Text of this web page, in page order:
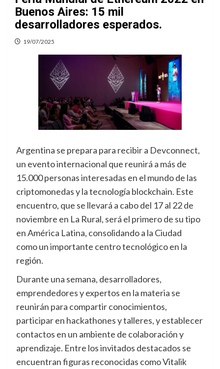
Buenos Aires: 15 mil
desarrolladores esperados.
19/07/2025
Argentina se prepara para recibir a Devconnect,
un evento internacional que reunirá a más de
15.000 personas interesadas en el mundo de las
criptomonedas y la tecnología blockchain. Este
encuentro, que se llevará a cabo del 17 al 22 de
noviembre en La Rural, será el primero de su tipo
en América Latina, consolidando a la Ciudad
como un importante centro tecnológico en la
región.
Durante una semana, desarrolladores,
emprendedores y expertos en la materia se
reunirán para compartir conocimientos,
participar en hackathones y talleres, y establecer
contactos en un ambiente de colaboración y
aprendizaje. Entre los invitados destacados se
encuentran figuras reconocidas como Vitalik